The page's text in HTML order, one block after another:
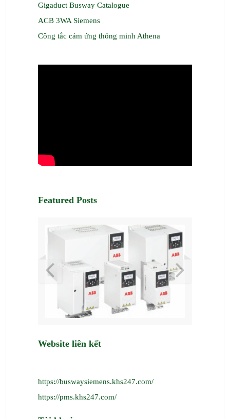
Gigaduct Busway Catalogue
ACB 3WA Siemens
Công tắc cảm ứng thông minh Athena
Featured Posts
Website liên kết
https://buswaysiemens.khs247.com/
https://pms.khs247.com/